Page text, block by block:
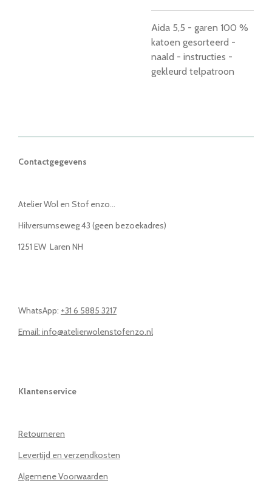
Aida 5,5 - garen 100 %
katoen gesorteerd -
naald - instructies -
gekleurd telpatroon
Contactgegevens
Atelier Wol en Stof enzo...
Hilversumseweg 43 (geen bezoekadres)
1251 EW Laren NH
WhatsApp: +31 6 5885 3217
Email: info@atelierwolenstofenzo.nl
Klantenservice
Retourneren
Levertijd en verzendkosten
Algemene Voorwaarden